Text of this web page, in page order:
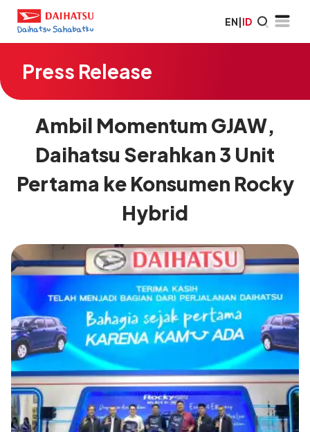
EN|ID
Press Release
Ambil Momentum GJAW,
Daihatsu Serahkan 3 Unit
Pertama ke Konsumen Rocky
Hybrid